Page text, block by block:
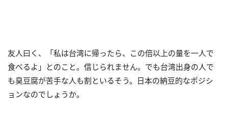
友人曰く、「私は台湾に帰ったら、この倍以上の量を一人で
食べるよ」とのこと。信じられません。でも台湾出身の人で
も臭豆腐が苦手な人も割といるそう。日本の納豆的なポジシ
ョンなのでしょうか。